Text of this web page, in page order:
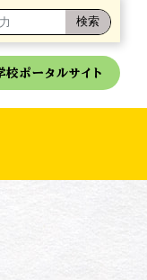
ポータルサイト